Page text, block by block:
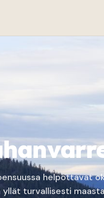
helpottavat
turvallisesti